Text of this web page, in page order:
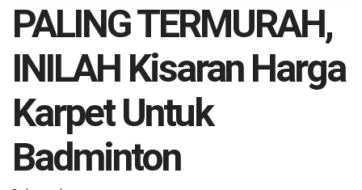
PALING TERMURAH,
INILAH Kisaran Harga
Karpet Untuk
Badminton